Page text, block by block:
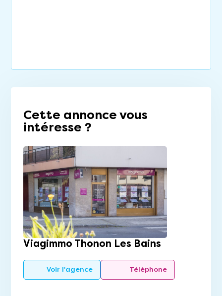
Cette annonce vous
intéresse ?
Viagimmo Thonon Les Bains
Voir l'agence Téléphone